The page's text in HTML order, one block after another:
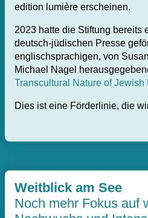
edition lumière erscheinen.
2023 hatte die Stiftung bereits
deutsch-jüdischen Presse
englischsprachigen, von
Michael Nagel
Transcultural Nature of Jewish
Dies ist eine Förderlinie, die
Weitblick am See
Noch mehr Fokus auf